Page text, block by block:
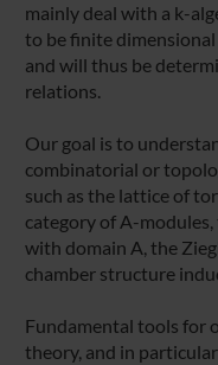
mainly deal with a k-
to be finite
and will thus be
relations.
Our goal is to
combinatorial or
such as the lattice of
category of A-
with domain A, the
chamber structure
Fundamental tools for
theory, and in